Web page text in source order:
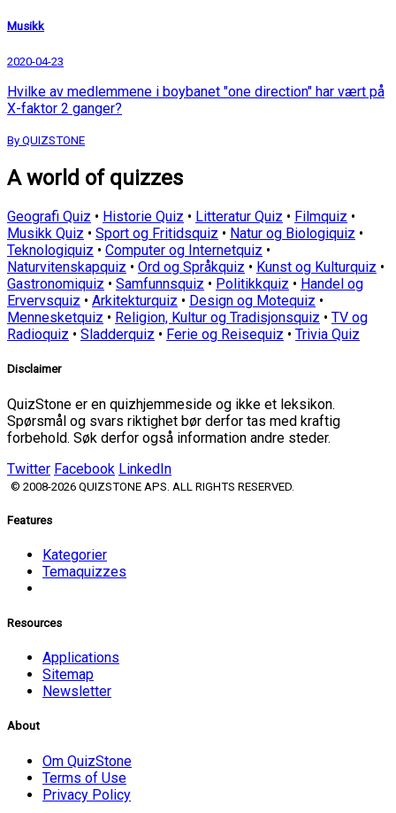
Musikk
2020-04-23
Hvilke av medlemmene i boybanet "one direction" har vært på
X-faktor 2 ganger?
By QUIZSTONE
A world of quizzes
Geografi Quiz • Historie Quiz • Litteratur Quiz • Filmquiz •
Musikk Quiz • Sport og Fritidsquiz • Natur og Biologiquiz •
Teknologiquiz • Computer og Internetquiz •
Naturvitenskapquiz • Ord og Språkquiz • Kunst og Kulturquiz •
Gastronomiquiz • Samfunnsquiz • Politikkquiz • Handel og
Ervervsquiz • Arkitekturquiz • Design og Motequiz •
Mennesketquiz • Religion, Kultur og Tradisjonsquiz • TV og
Radioquiz • Sladderquiz • Ferie og Reisequiz • Trivia Quiz
Disclaimer
QuizStone er en quizhjemmeside og ikke et leksikon.
Spørsmål og svars riktighet bør derfor tas med kraftig
forbehold. Søk derfor også information andre steder.
Twitter Facebook LinkedIn
© 2008-2026 QUIZSTONE APS. ALL RIGHTS RESERVED.
Features
Kategorier
Temaquizzes
Resources
Applications
Sitemap
Newsletter
About
Om QuizStone
Terms of Use
Privacy Policy